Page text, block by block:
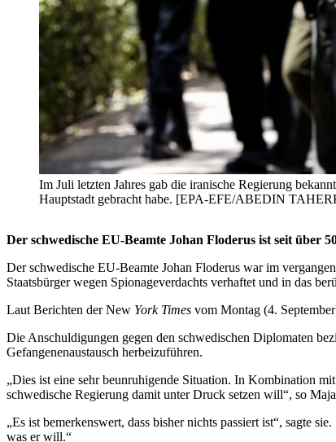
Im Juli letzten Jahres gab die iranische Regierung
Hauptstadt gebracht habe. [EPA-EFE/ABEDIN
Der schwedische EU-Beamte Johan Floderus ist seit über
Der schwedische EU-Beamte Johan Floderus war im
Staatsbürger wegen Spionageverdachts verhaftet und in das
Laut Berichten der New York Times vom Montag (4.
Die Anschuldigungen gegen den schwedischen Diplomaten
Gefangenenaustausch herbeizuführen.
„Dies ist eine sehr beunruhigende Situation. In Kombination
schwedische Regierung damit unter Druck setzen will“, so
„Es ist bemerkenswert, dass bisher nichts passiert ist“, sagte
was er will.“